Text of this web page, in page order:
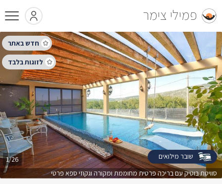
פמילי צימר
סוויטת בוטיק עם בריכה פרטית מחוממת ומקורה וגקוזי ספא פרטי
1/26 שובר מילואים